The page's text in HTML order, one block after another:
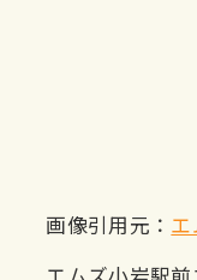
画像引用元：